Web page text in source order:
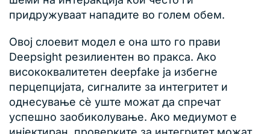
придружуваат нападите во голем обем.
Овој слоевит модел е она што го прави
Deepsight резилиентен во пракса. Ако
висококвалитетен deepfake ја избегне
перцепцијата, сигналите за интегритет и
однесување сè уште можат да спречат
успешно заобиколување. Ако медиумот е